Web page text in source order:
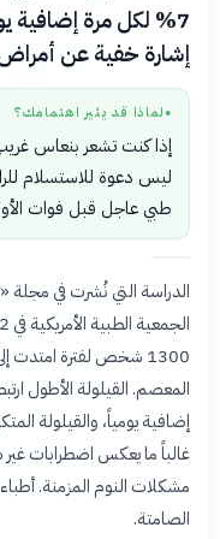
7% لكل مرة إضافية
إشارة خفية عن
●لماذا قد يثير اهتمامك؟
إذا كنت تشعر بنعاس
ليس دعوة للاستسلام
طبي عاجل قبل فوات
غالباً ما يعكس اضطرابات
مشكلات النوم المزمنة.
الصامتة.